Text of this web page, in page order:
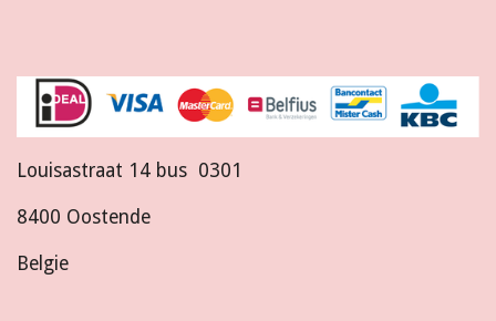
Louisastraat 14 bus 0301
8400 Oostende
Belgie